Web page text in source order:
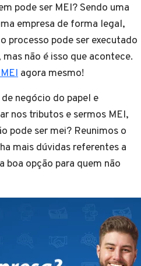
pode ser MEI? Sendo uma
empresa de forma legal,
processo pode ser executado
não é isso que acontece.
agora mesmo!
negócio do papel e
nos tributos e sermos MEI,
pode ser mei? Reunimos o
mais dúvidas referentes a
boa opção para quem não